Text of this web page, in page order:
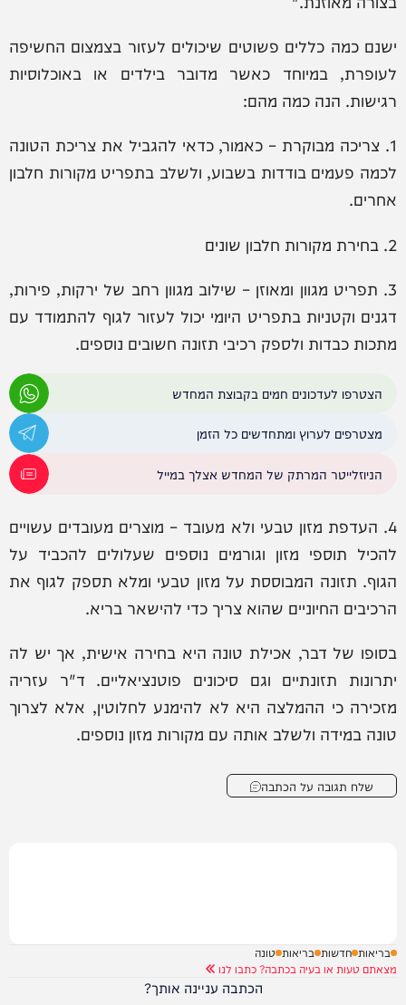
ישנם כמה כללים פשוטים שיכולים לעזור בצמצום החשיפה
לעופרת, במיוחד כאשר מדובר בילדים או באוכלוסיות
רגישות. הנה כמה מהם:
1. צריכה מבוקרת – כאמור, כדאי להגביל את צריכת הטונה
לכמה פעמים בודדות בשבוע, ולשלב בתפריט מקורות חלבון
אחרים.
2. בחירת מקורות חלבון שונים
3. תפריט מגוון ומאוזן – שילוב מגוון רחב של ירקות, פירות,
דגנים וקטניות בתפריט היומי יכול לעזור לגוף להתמודד עם
מתכות כבדות ולספק רכיבי תזונה חשובים נוספים.
הצטרפו לעדכונים חמים בקבוצת המחדש
מצטרפים לערוץ ומתחדשים כל הזמן
הניוזלייטר המרתק של המחדש אצלך במייל
4. העדפת מזון טבעי ולא מעובד – מוצרים מעובדים עשויים
להכיל תוספי מזון וגורמים נוספים שעלולים להכביד על
הגוף. תזונה המבוססת על מזון טבעי ומלא תספק לגוף את
הרכיבים החיוניים שהוא צריך כדי להישאר בריא.
בסופו של דבר, אכילת טונה היא בחירה אישית, אך יש לה
יתרונות תזונתיים וגם סיכונים פוטנציאליים. ד"ר עזריה
מזכירה כי ההמלצה היא לא להימנע לחלוטין, אלא לצרוך
טונה במידה ולשלב אותה עם מקורות מזון נוספים.
שלח תגובה על הכתבה
בריאות חדשות בריאות טונה
מצאתם טעות או בעיה בכתבה? כתבו לנו
הכתבה עניינה אותך?